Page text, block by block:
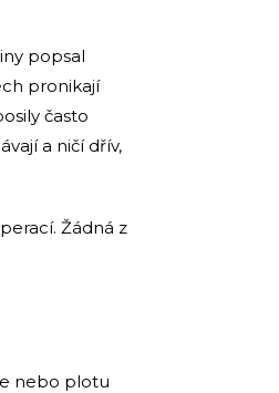
popsal
pronikají
často
a ničí dřív,
Žádná z
nebo plotu